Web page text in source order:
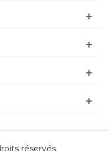
réservés.